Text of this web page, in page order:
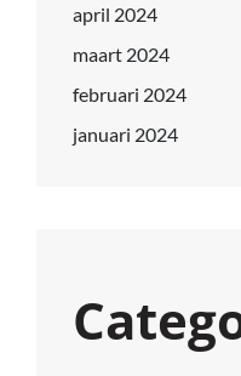
april 2024
maart 2024
februari 2024
januari 2024